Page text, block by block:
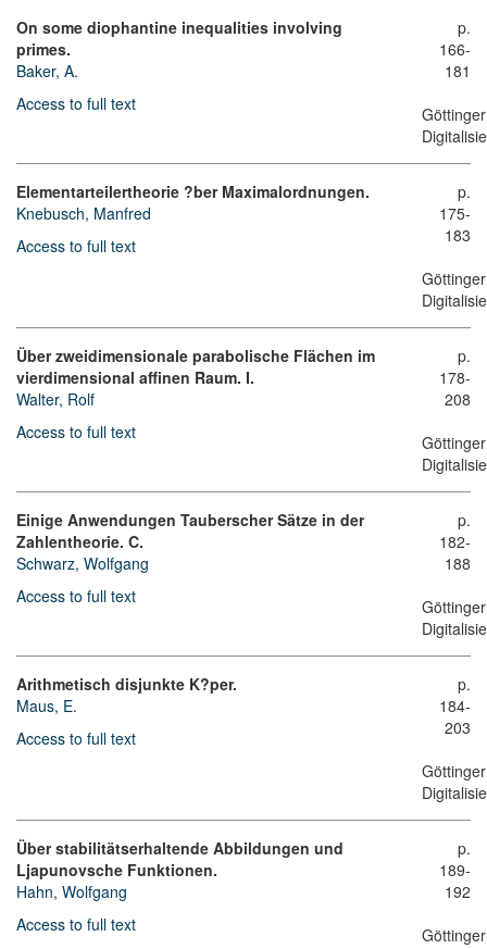
On some diophantine inequalities involving
primes.
Baker, A.
Access to full text
p.
166-
181
Göttinger
Elementarteilertheorie ?ber Maximalordnungen.
Knebusch, Manfred
Access to full text
p.
175-
183
Göttinger
Über zweidimensionale parabolische Flächen im
vierdimensional affinen Raum. I.
Walter, Rolf
Access to full text
p.
178-
208
Göttinger
Einige Anwendungen Tauberscher Sätze in der
Zahlentheorie. C.
Schwarz, Wolfgang
Access to full text
p.
182-
188
Göttinger
Arithmetisch disjunkte K?per.
Maus, E.
Access to full text
p.
184-
203
Göttinger
Über stabilitätserhaltende Abbildungen und
Ljapunovsche Funktionen.
Hahn, Wolfgang
Access to full text
p.
189-
192
Göttinger